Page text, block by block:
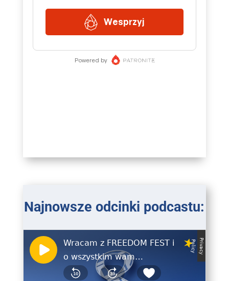
Najnowsze odcinki podcastu: